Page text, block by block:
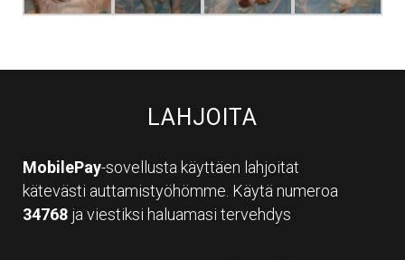
LAHJOITA
MobilePay-sovellusta käyttäen lahjoitat
kätevästi auttamistyöhömme. Käytä numeroa
34768 ja viestiksi haluamasi tervehdys